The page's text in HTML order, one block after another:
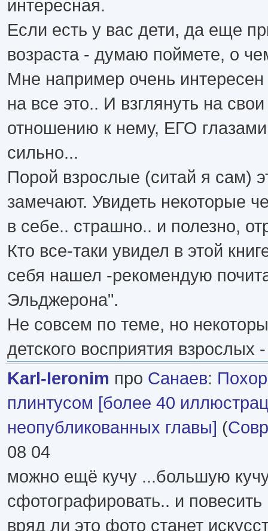
интересная.
Если есть у вас дети, да еще
возраста - думаю поймете, о
Мне например очень интересен
на все это.. И взглянуть на
отношению к нему, ЕГО
сильно...
Порой взрослые (ситай я сам)
замечают. Увидеть некоторые
в себе.. страшно.. и полезно,
Кто все-таки увидел в этой
себя нашел -рекомендую
Эльджерона".
Не совсем по теме, но
детского восприятия взрослых
Karl-Ieronim про Санаев:
плинтусом [более 40
неопубликованных главы] (
08 04
можно ещё кучу ...большую
сфотографировать.. и
вряд ли это фото станет